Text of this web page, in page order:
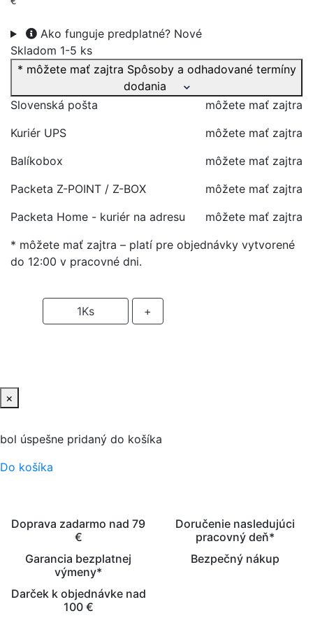
Ako funguje predplatné? Nové
Skladom 1-5 ks
* môžete mať zajtra Spôsoby a odhadované termíny
dodania
Slovenská pošta
môžete mať zajtra
Kuriér UPS
môžete mať zajtra
Balíkobox
môžete mať zajtra
Packeta Z-POINT / Z-BOX
môžete mať zajtra
Packeta Home - kuriér na adresu
môžete mať zajtra
* môžete mať zajtra – platí pre objednávky vytvorené
do 12:00 v pracovné dni.
1Ks +
×
bol úspešne pridaný do košíka
Do košíka
Doprava zadarmo nad 79
€
Doručenie nasledujúci
pracovný deň*
Garancia bezplatnej
výmeny*
Bezpečný nákup
Darček k objednávke nad
100 €